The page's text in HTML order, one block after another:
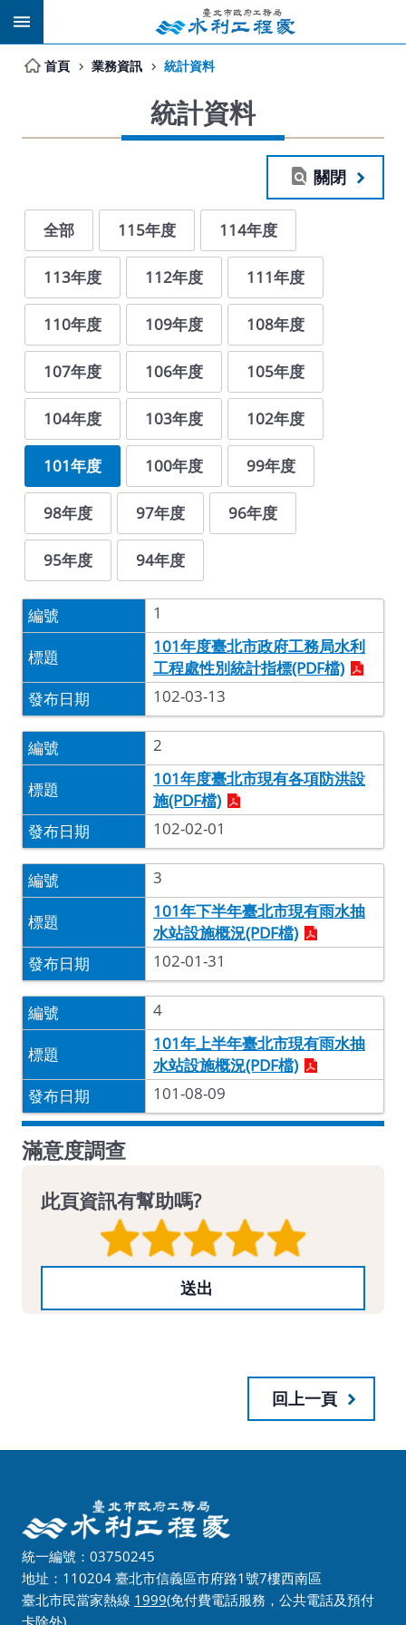
跳到主要內容區塊
首頁 業務資訊 統計資料
統計資料
關閉
全部 115年度 114年度
113年度 112年度 111年度
110年度 109年度 108年度
107年度 106年度 105年度
104年度 103年度 102年度
101年度 100年度 99年度
98年度 97年度 96年度
95年度 94年度
1
101年度臺北市政府工務局水利
工程處性別統計指標(PDF檔)
102-03-13
2
101年度臺北市現有各項防洪設
施(PDF檔)
102-02-01
3
101年下半年臺北市現有雨水抽
水站設施概況(PDF檔)
102-01-31
4
101年上半年臺北市現有雨水抽
水站設施概況(PDF檔)
101-08-09
滿意度調查
此頁資訊有幫助嗎?
回上一頁
統一編號：03750245
地址：110204 臺北市信義區市府路1號7樓西南區
臺北市民當家熱線 1999(免付費電話服務，公共電話及預付